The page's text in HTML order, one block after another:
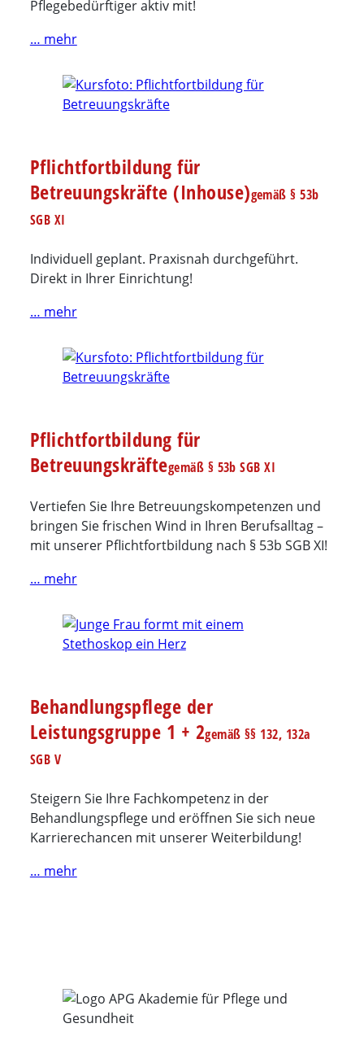
Pflegebedürftiger aktiv mit!
… mehr
Pflichtfortbildung für
Betreuungskräfte (Inhouse)gemäß § 53b
SGB XI
Individuell geplant. Praxisnah durchgeführt.
Direkt in Ihrer Einrichtung!
… mehr
Pflichtfortbildung für
Betreuungskräftegemäß § 53b SGB XI
Vertiefen Sie Ihre Betreuungskompetenzen und
bringen Sie frischen Wind in Ihren Berufsalltag –
mit unserer Pflichtfortbildung nach § 53b SGB XI!
… mehr
Behandlungspflege der
Leistungsgruppe 1 + 2gemäß §§ 132, 132a
SGB V
Steigern Sie Ihre Fachkompetenz in der
Behandlungspflege und eröffnen Sie sich neue
Karrierechancen mit unserer Weiterbildung!
… mehr